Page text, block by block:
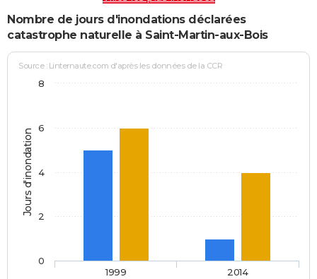
Nombre de jours d'inondations déclarées
catastrophe naturelle à Saint-Martin-aux-Bois
Jours d'inondation
Source : Linternaute.com d'après les données de la CCR
1999 2014
0
2
4
6
8